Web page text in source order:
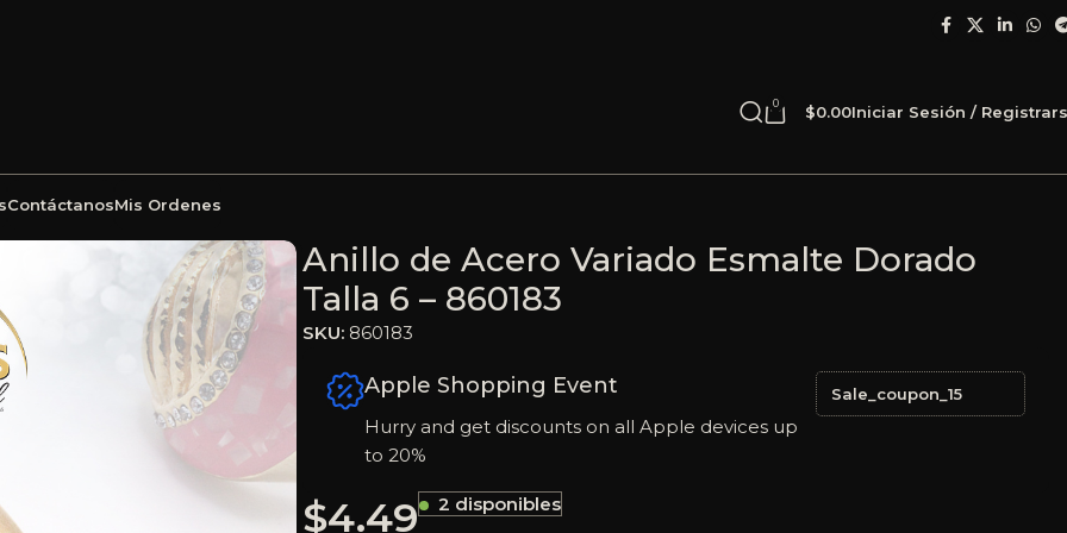
0 $0.00Iniciar Sesión /
ContáctanosMis Ordenes
Anillo de Acero Variado Esmalte Dorado
Talla 6 – 860183
SKU: 860183
Apple Shopping Event
Hurry and get discounts on all Apple devices up
to 20%
Sale_coupon_15
$4.49 2 disponibles